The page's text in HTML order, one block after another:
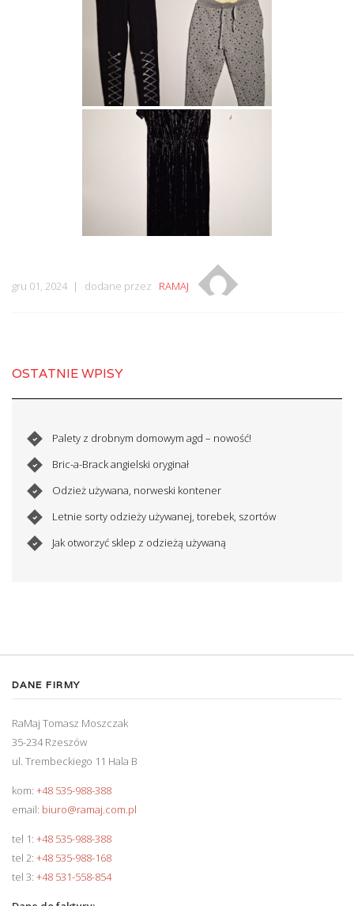
gru 01, 2024 dodane przez RAMAJ
OSTATNIE WPISY
Palety z drobnym domowym agd – nowość!
Bric-a-Brack angielski oryginał
Odzież używana, norweski kontener
Letnie sorty odzieży używanej, torebek, szortów
Jak otworzyć sklep z odzieżą używaną
DANE FIRMY
RaMaj Tomasz Moszczak
35-234 Rzeszów
ul. Trembeckiego 11 Hala B
kom: +48 535-988-388
email: biuro@ramaj.com.pl
tel 1: +48 535-988-388
tel 2: +48 535-988-168
tel 3: +48 531-558-854